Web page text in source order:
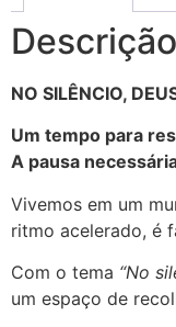
Descrição
NO SILÊNCIO,
Um tempo para
A pausa
Vivemos em um
ritmo acelerado, é
Com o tema “No
um espaço de